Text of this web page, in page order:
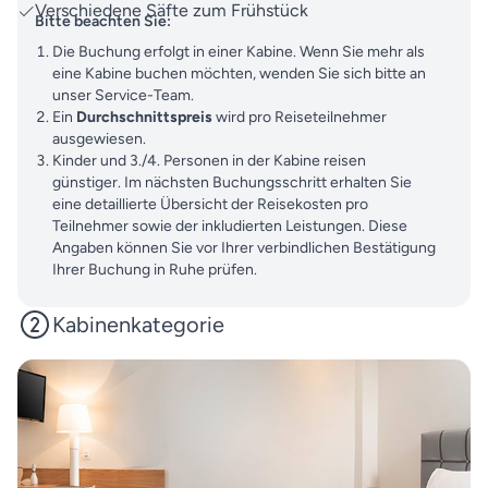
Verschiedene Säfte zum Frühstück
Bitte beachten Sie:
Die Buchung erfolgt in einer Kabine. Wenn Sie mehr als
eine Kabine buchen möchten, wenden Sie sich bitte an
unser Service-Team.
Ein Durchschnittspreiswird pro Reiseteilnehmer
ausgewiesen.
Kinder und 3./4. Personen in der Kabine reisen
günstiger. Im nächsten Buchungsschritt erhalten Sie
eine detaillierte Übersicht der Reisekosten pro
Teilnehmer sowie der inkludierten Leistungen. Diese
Angaben können Sie vor Ihrer verbindlichen Bestätigung
Ihrer Buchung in Ruhe prüfen.
Kabinenkategorie